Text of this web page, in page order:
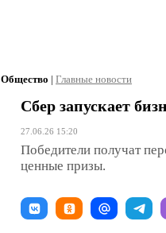
Общество | Главные новости
Сбер запускает
27.06.26 15:20
Победители получат
ценные призы.